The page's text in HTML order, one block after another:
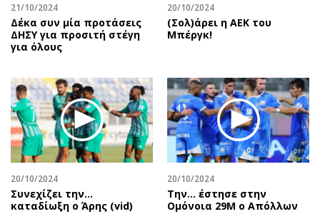
Παράξενα
Πολιτισμός
Σινεμά
Μουσική
Εικαστικά
Βιβλίο
Χειρόγραφα
Media
Εκπομπές
Uncut
Προσφορές
Προσωπικότητες στην ''Κ''
Επιστολές
21/10/2024
Δέκα συν μία προτάσεις
ΔΗΣΥ για προσιτή στέγη
για όλους
20/10/2024
(Σολ)άρει η ΑΕΚ του
Μπέργκ!
20/10/2024
Συνεχίζει την…
καταδίωξη ο Άρης (vid)
20/10/2024
Την… έστησε στην
Ομόνοια 29Μ ο Απόλλων